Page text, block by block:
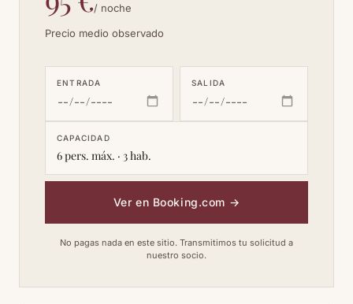
/ noche
Precio medio observado
ENTRADA SALIDA
CAPACIDAD
6 pers. máx. · 3 hab.
Ver en Booking.com →
No pagas nada en este sitio. Transmitimos tu solicitud a
nuestro socio.